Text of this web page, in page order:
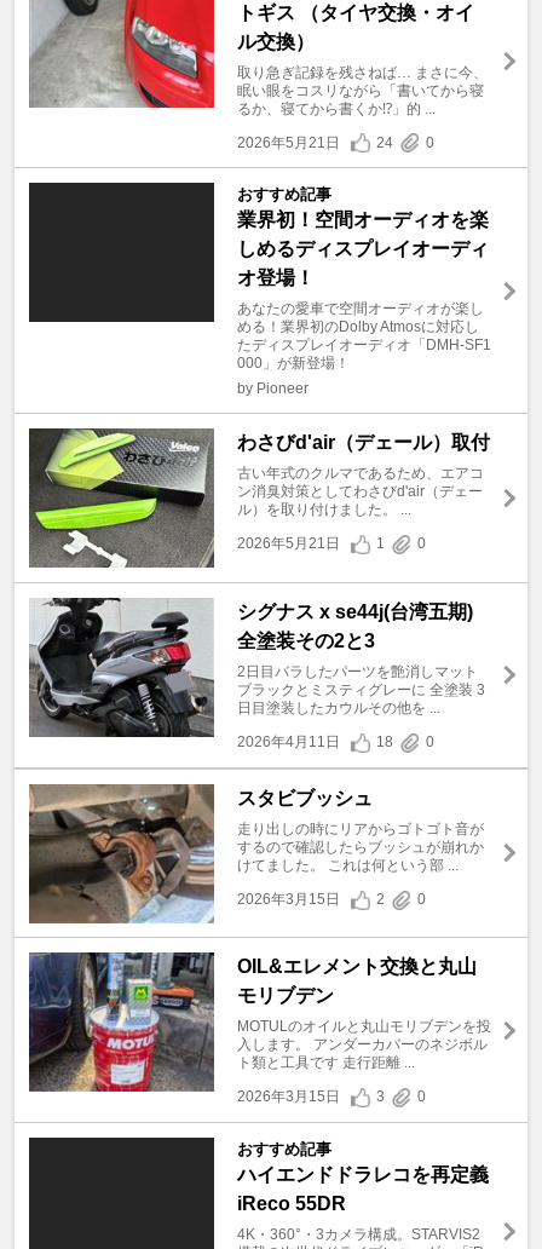
トギス （タイヤ交換・オイ
ル交換）
取り急ぎ記録を残さねば… まさに今、
眠い眼をコスリながら「書いてから寝
るか、寝てから書くか⁉」的 ...
2026年5月21日
24 0
おすすめ記事
業界初！空間オーディオを楽
しめるディスプレイオーディ
オ登場！
あなたの愛車で空間オーディオが楽し
める！業界初のDolby Atmosに対応し
たディスプレイオーディオ「DMH-SF1
000」が新登場！
by Pioneer
わさびd'air（デェール）取付
古い年式のクルマであるため、エアコ
ン消臭対策としてわさびd'air（デェー
ル）を取り付けました。 ...
2026年5月21日
1 0
シグナス x se44j(台湾五期)
全塗装その2と3
2日目バラしたパーツを艶消しマット
ブラックとミスティグレーに 全塗装 3
日目塗装したカウルその他を ...
2026年4月11日
18 0
スタビブッシュ
走り出しの時にリアからゴトゴト音が
するので確認したらブッシュが崩れか
けてました。 これは何という部 ...
2026年3月15日
2 0
OIL&エレメント交換と丸山
モリブデン
MOTULのオイルと丸山モリブデンを投
入します。 アンダーカバーのネジボル
ト類と工具です 走行距離 ...
2026年3月15日
3 0
おすすめ記事
ハイエンドドラレコを再定義
iReco 55DR
4K・360°・3カメラ構成。STARVIS2